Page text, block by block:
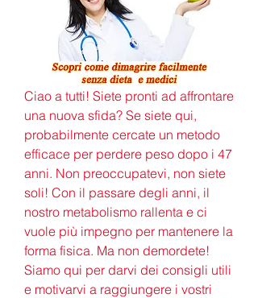
Ciao a tutti! Siete pronti ad affrontare
una nuova sfida? Se siete qui,
probabilmente cercate un metodo
efficace per perdere peso dopo i 47
anni. Non preoccupatevi, non siete
soli! Con il passare degli anni, il
nostro metabolismo rallenta e ci
vuole più impegno per mantenere la
forma fisica. Ma non demordete!
Siamo qui per darvi dei consigli utili
e motivarvi a raggiungere i vostri